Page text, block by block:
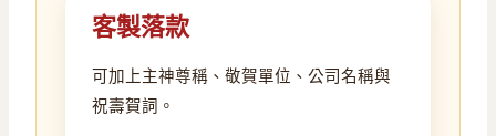
客製落款
可加上主神尊稱、敬賀單位、公司名稱與
祝壽賀詞。